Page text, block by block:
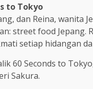
to Tokyo
dan Reina,
street food Jepang.
setiap hidangan
60 Seconds to
Sakura.